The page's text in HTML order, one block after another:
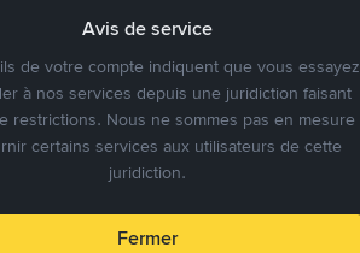
P2P
Avis de service
de votre compte indiquent que vous essayez
à nos services depuis une juridiction faisant
restrictions. Nous ne sommes pas en mesure
certains services aux utilisateurs de cette
juridiction.
Fermer